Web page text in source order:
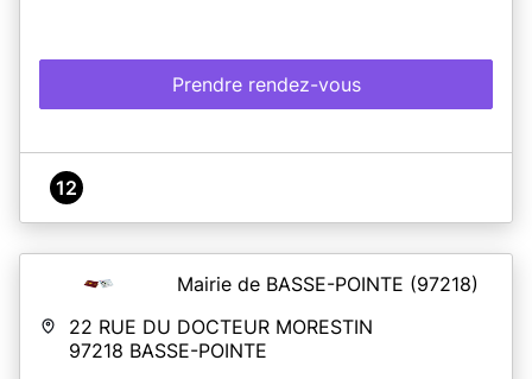
Prendre rendez-vous
12
Mairie de BASSE-POINTE (97218)
22 RUE DU DOCTEUR MORESTIN
97218 BASSE-POINTE